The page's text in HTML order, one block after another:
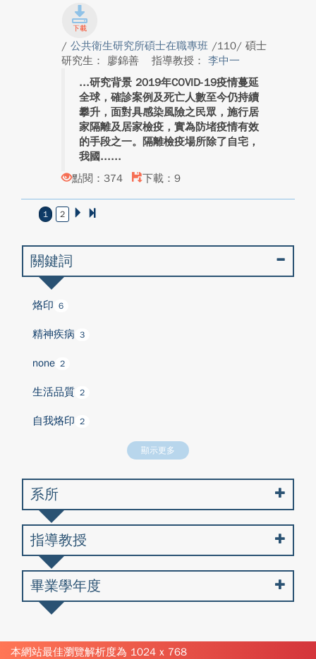
/ 公共衛生研究所碩士在職專班 /110/ 碩士
研究生： 廖錦善
指導教授： 李中一
研究背景 2019年COVID-19疫情蔓延
全球，確診案例及死亡人數至今仍持續
攀升，面對具感染風險之民眾，施行居
家隔離及居家檢疫，實為防堵疫情有效
的手段之一。隔離檢疫場所除了自宅，
我國...
點閱：374
下載：9
1 2
關鍵詞
烙印 6
精神疾病 3
none 2
生活品質 2
自我烙印 2
顯示更多
系所
指導教授
畢業學年度
本網站最佳瀏覽解析度為 1024 x 768